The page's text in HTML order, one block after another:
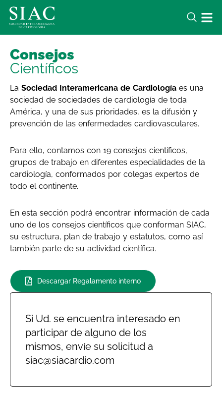
Consejos
Científicos
La Sociedad Interamericana de Cardiología es una
sociedad de sociedades de cardiología de toda
América, y una de sus prioridades, es la difusión y
prevención de las enfermedades cardiovasculares.
Para ello, contamos con 19 consejos científicos,
grupos de trabajo en diferentes especialidades de la
cardiología, conformados por colegas expertos de
todo el continente.
En esta sección podrá encontrar información de cada
uno de los consejos científicos que conforman SIAC,
su estructura, plan de trabajo y estatutos, como así
también parte de su actividad científica.
Descargar Regalamento interno
Si Ud. se encuentra interesado en
participar de alguno de los
mismos, envíe su solicitud a
siac@siacardio.com